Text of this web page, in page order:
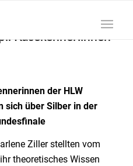
Käsekenner:innen
der HLW
sich über Silber in der
Ziller stellten vom
theoretisches Wissen